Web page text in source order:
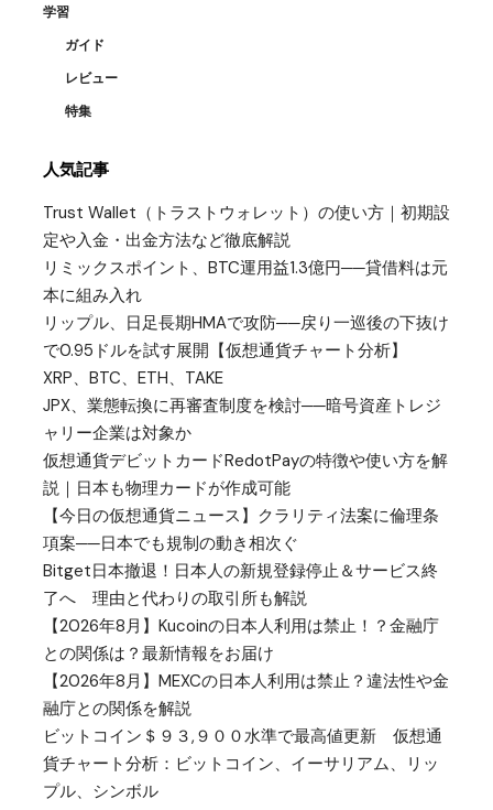
学習
ガイド
レビュー
特集
人気記事
Trust Wallet（トラストウォレット）の使い方｜初期設
定や入金・出金方法など徹底解説
リミックスポイント、BTC運用益1.3億円──貸借料は元
本に組み入れ
リップル、日足長期HMAで攻防──戻り一巡後の下抜け
で0.95ドルを試す展開【仮想通貨チャート分析】
XRP、BTC、ETH、TAKE
JPX、業態転換に再審査制度を検討──暗号資産トレジ
ャリー企業は対象か
仮想通貨デビットカードRedotPayの特徴や使い方を解
説｜日本も物理カードが作成可能
【今日の仮想通貨ニュース】クラリティ法案に倫理条
項案──日本でも規制の動き相次ぐ
Bitget日本撤退！日本人の新規登録停止＆サービス終
了へ 理由と代わりの取引所も解説
【2026年8月】Kucoinの日本人利用は禁止！？金融庁
との関係は？最新情報をお届け
【2026年8月】MEXCの日本人利用は禁止？違法性や金
融庁との関係を解説
ビットコイン＄９３,９００水準で最高値更新 仮想通
貨チャート分析：ビットコイン、イーサリアム、リッ
プル、シンボル